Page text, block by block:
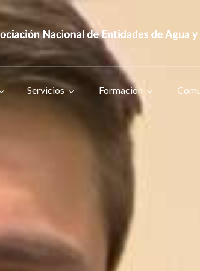
Servicios Formación